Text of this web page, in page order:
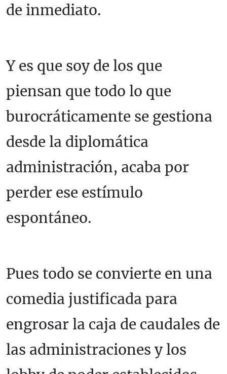
de inmediato.
Y es que soy de los que
piensan que todo lo que
burocráticamente se gestiona
desde la diplomática
administración, acaba por
perder ese estímulo
espontáneo.
Pues todo se convierte en una
comedia justificada para
engrosar la caja de caudales de
las administraciones y los